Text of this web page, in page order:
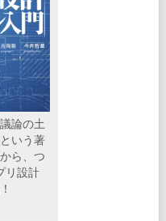
論の土
いう著
ら、つ
リ設計